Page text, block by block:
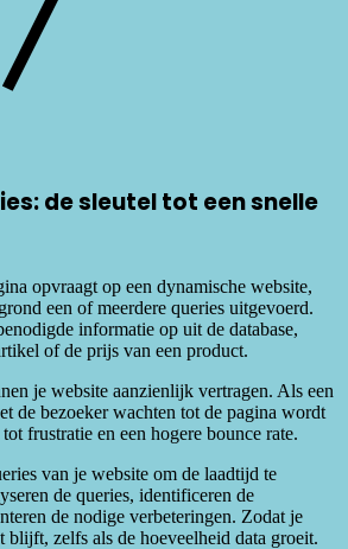
de sleutel tot een snelle
opvraagt op een dynamische website,
een of meerdere queries uitgevoerd.
informatie op uit de database,
of de prijs van een product.
je website aanzienlijk vertragen. Als een
de bezoeker wachten tot de pagina wordt
frustratie en een hogere bounce rate.
van je website om de laadtijd te
de queries, identificeren de
de nodige verbeteringen. Zodat je
blijft, zelfs als de hoeveelheid data groeit.